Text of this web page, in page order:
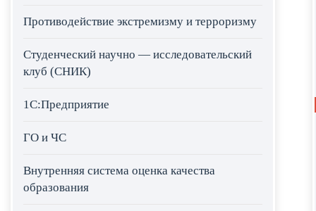
Противодействие экстремизму и терроризму
Студенческий научно — исследовательский
клуб (СНИК)
1С:Предприятие
ГО и ЧС
Внутренняя система оценка качества
образования